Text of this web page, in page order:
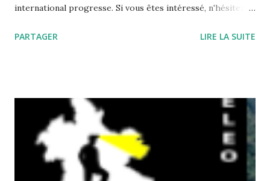
international progresse. Si vous êtes intéressé, n'hésitez-
PARTAGER LIRE LA SUITE